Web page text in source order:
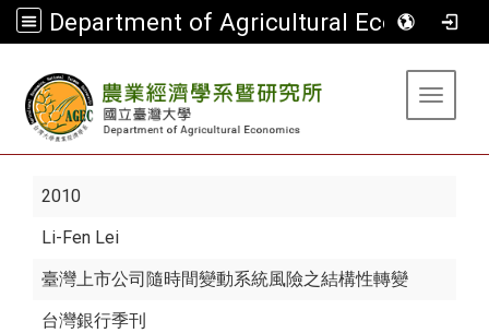
Department of Agricultural Economics
Toggle
2010
Li-Fen Lei
臺灣上市公司隨時間變動系統風險之結構性轉變
台灣銀行季刊